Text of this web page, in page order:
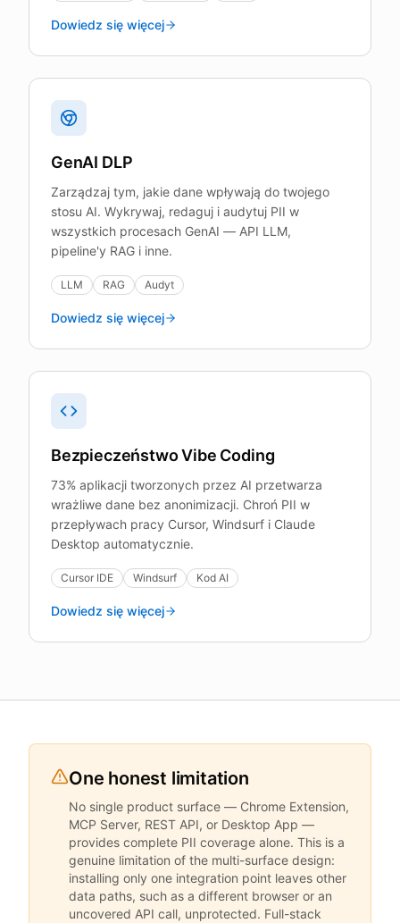
Dowiedz się więcej
GenAI DLP
Zarządzaj tym, jakie dane wpływają do twojego
stosu AI. Wykrywaj, redaguj i audytuj PII w
wszystkich procesach GenAI — API LLM,
pipeline'y RAG i inne.
LLM RAG Audyt
Dowiedz się więcej
Bezpieczeństwo Vibe Coding
73% aplikacji tworzonych przez AI przetwarza
wrażliwe dane bez anonimizacji. Chroń PII w
przepływach pracy Cursor, Windsurf i Claude
Desktop automatycznie.
Cursor IDE Windsurf Kod AI
Dowiedz się więcej
One honest limitation
No single product surface — Chrome Extension,
MCP Server, REST API, or Desktop App —
provides complete PII coverage alone. This is a
genuine limitation of the multi-surface design:
installing only one integration point leaves other
data paths, such as a different browser or an
uncovered API call, unprotected. Full-stack